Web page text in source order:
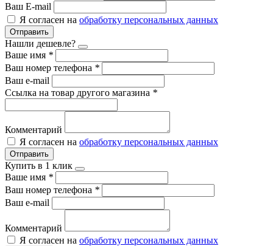
Ваш E-mail
Я согласен на обработку персональных данных
Отправить
Нашли дешевле?
Ваше имя *
Ваш номер телефона *
Ваш e-mail
Ссылка на товар другого магазина *
Комментарий
Я согласен на обработку персональных данных
Отправить
Купить в 1 клик
Ваше имя *
Ваш номер телефона *
Ваш e-mail
Комментарий
Я согласен на обработку персональных данных